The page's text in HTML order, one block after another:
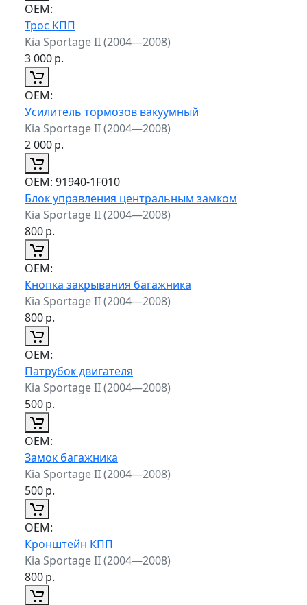
ОЕМ:
Трос КПП
Kia Sportage II (2004—2008)
3 000р.
ОЕМ:
Усилитель тормозов вакуумный
Kia Sportage II (2004—2008)
2 000р.
ОЕМ: 91940-1F010
Блок управления центральным замком
Kia Sportage II (2004—2008)
800р.
ОЕМ:
Кнопка закрывания багажника
Kia Sportage II (2004—2008)
800р.
ОЕМ:
Патрубок двигателя
Kia Sportage II (2004—2008)
500р.
ОЕМ:
Замок багажника
Kia Sportage II (2004—2008)
500р.
ОЕМ:
Кронштейн КПП
Kia Sportage II (2004—2008)
800р.